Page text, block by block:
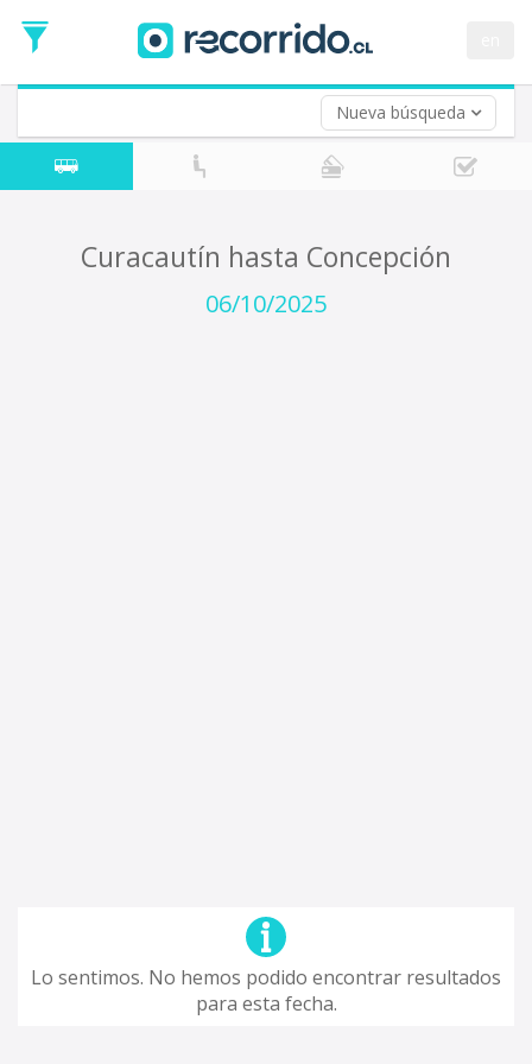
Nueva búsqueda
de
Ida
Vuelta (opcional)
Fecha
de
Curacautín hasta Concepción
06/10/2025
Lo sentimos. No hemos podido encontrar resultados
para esta fecha.